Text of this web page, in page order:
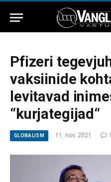
Pfizeri
vaksiinide
levitavad
“kurjategijad“
GLOBALISM 11. nov. 2021